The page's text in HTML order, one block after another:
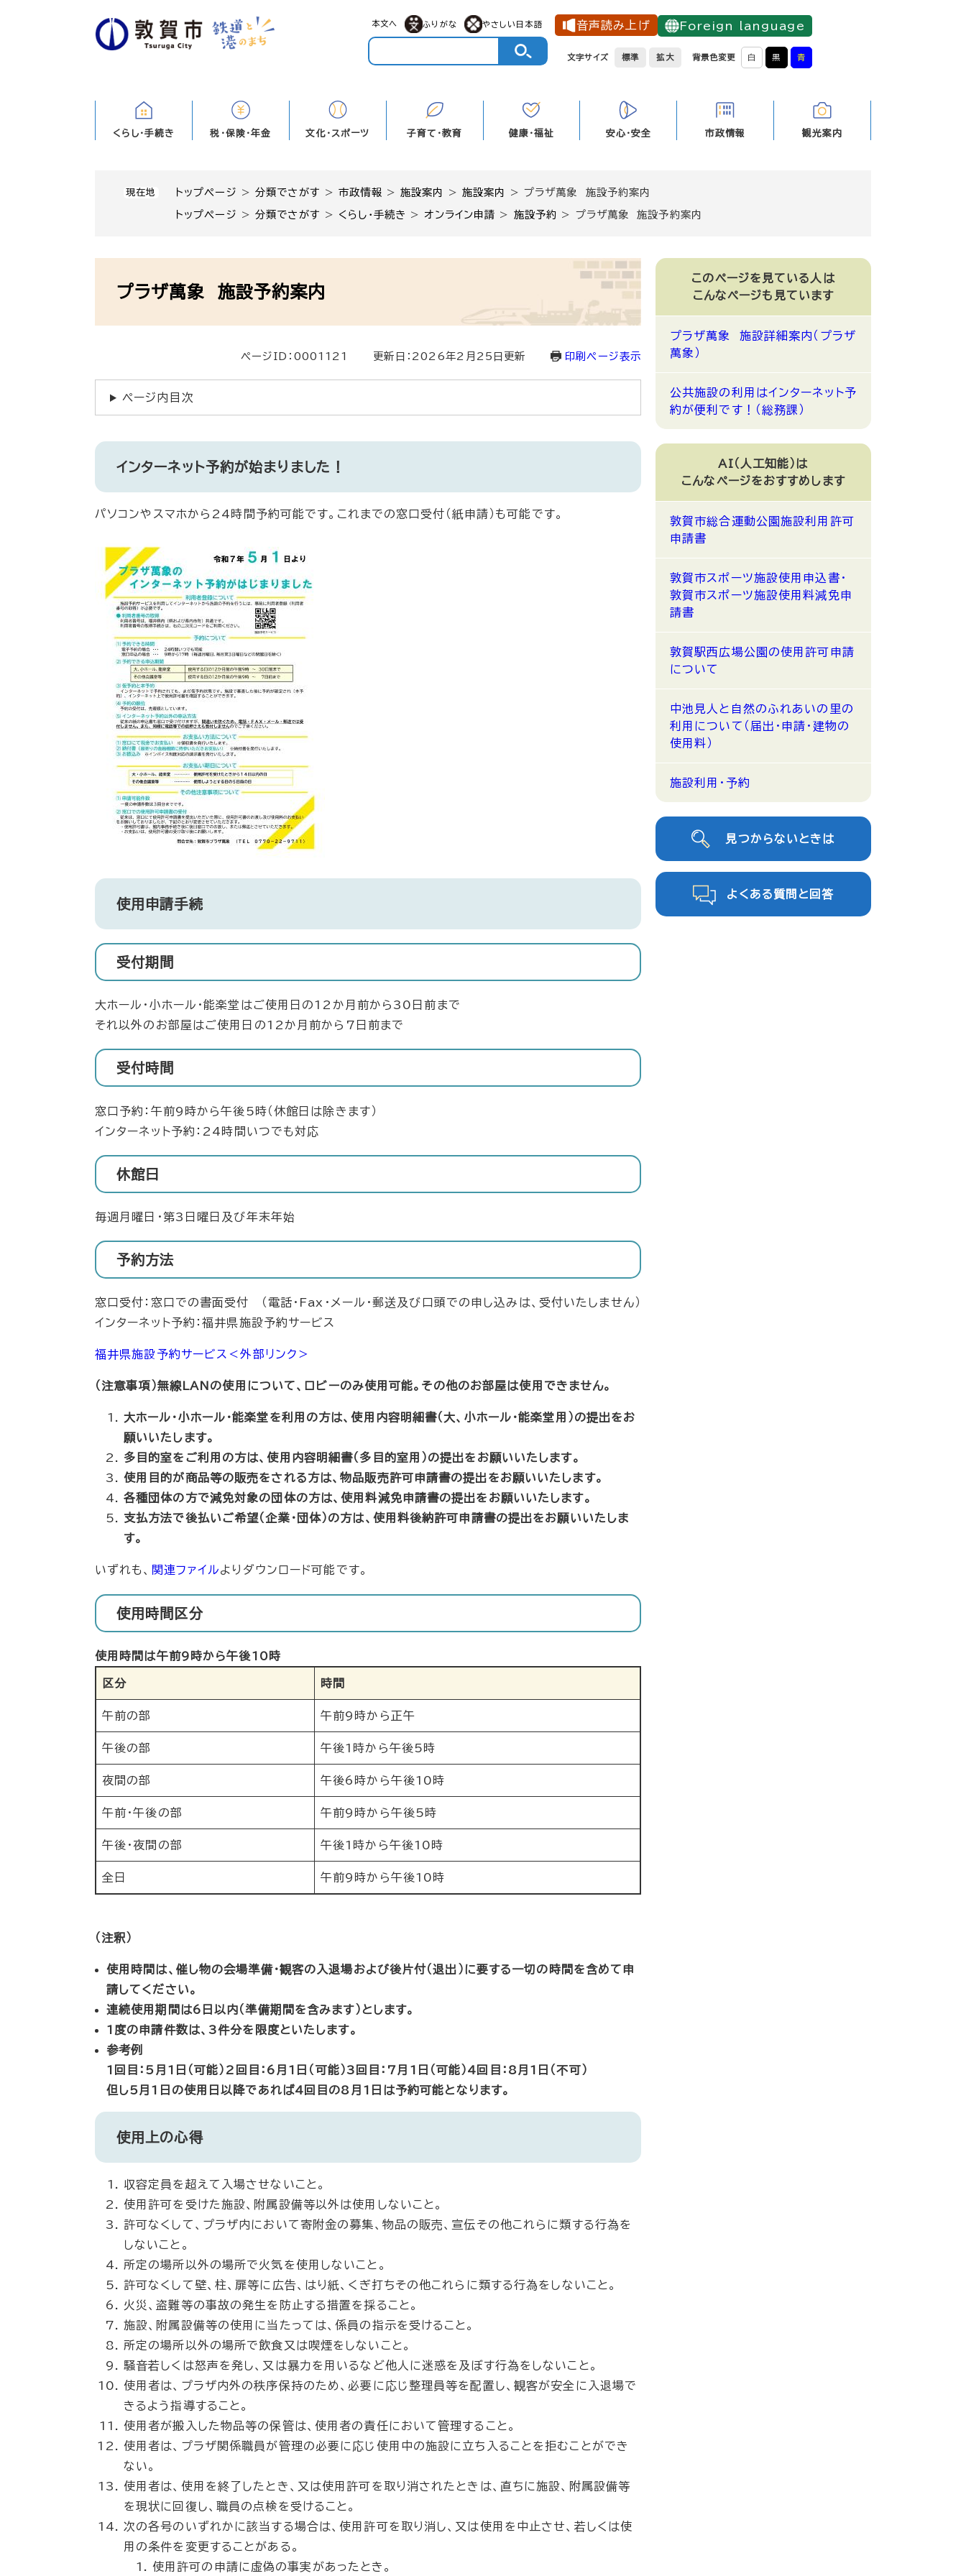
本文へ ふりがな やさしい日本語 音声読み上げ Foreign language
文字サイズ 標準 拡大 背景色変更 白 黒 青
くらし・手続き 税・保険・年金 文化・スポーツ 子育て・教育 健康・福祉 安心・安全 市政情報 観光案内
現在地 トップページ >分類でさがす >市政情報 >施設案内 > 施設案内 > プラザ萬象 施設予約案内
トップページ >分類でさがす > くらし・手続き > オンライン申請 > 施設予約 > プラザ萬象 施設予約案内
プラザ萬象 施設予約案内
ページID：0001121 更新日：2026年2月25日更新 印刷ページ表示
ページ内目次
インターネット予約が始まりました！
パソコンやスマホから24時間予約可能です。これまでの窓口受付（紙申請）も可能です。
使用申請手続
受付期間
大ホール・小ホール・能楽堂はご使用日の12か月前から30日前まで
それ以外のお部屋はご使用日の12か月前から7日前まで
受付時間
窓口予約：午前9時から午後5時（休館日は除きます）
インターネット予約：24時間いつでも対応
休館日
毎週月曜日・第3日曜日及び年末年始
予約方法
窓口受付：窓口での書面受付 （電話・Fax・メール・郵送及び口頭での申し込みは、受付いたしません）
インターネット予約：福井県施設予約サービス
福井県施設予約サービス ＜外部リンク＞
（注意事項）無線LANの使用について、ロビーのみ使用可能。その他のお部屋は使用できません。
大ホール・小ホール・能楽堂を利用の方は、使用内容明細書（大、小ホール・能楽堂用）の提出をお
願いいたします。
多目的室をご利用の方は、使用内容明細書（多目的室用）の提出をお願いいたします。
使用目的が商品等の販売をされる方は、物品販売許可申請書の提出をお願いいたします。
各種団体の方で減免対象の団体の方は、使用料減免申請書の提出をお願いいたします。
支払方法で後払いご希望（企業・団体）の方は、使用料後納許可申請書の提出をお願いいたしま
す。
いずれも、 関連ファイルよりダウンロード可能です。
使用時間区分
使用時間は午前9時から午後10時
区分 時間
午前の部 午前9時から正午
午後の部 午後1時から午後5時
夜間の部 午後6時から午後10時
午前・午後の部 午前9時から午後5時
午後・夜間の部 午後1時から午後10時
全日 午前9時から午後10時
（注釈）
使用時間は、催し物の会場準備・観客の入退場および後片付（退出）に要する一切の時間を含めて申
請してください。
連続使用期間は6日以内（準備期間を含みます）とします。
1度の申請件数は、3件分を限度といたします。
参考例
1回目：5月1日（可能）2回目：6月1日（可能）3回目：7月1日（可能）4回目：8月1日（不可）
但し5月1日の使用日以降であれば4回目の8月1日は予約可能となります。
使用上の心得
収容定員を超えて入場させないこと。
使用許可を受けた施設、附属設備等以外は使用しないこと。
許可なくして、プラザ内において寄附金の募集、物品の販売、宣伝その他これらに類する行為を
しないこと。
所定の場所以外の場所で火気を使用しないこと。
許可なくして壁、柱、扉等に広告、はり紙、くぎ打ちその他これらに類する行為をしないこと。
火災、盗難等の事故の発生を防止する措置を採ること。
施設、附属設備等の使用に当たっては、係員の指示を受けること。
所定の場所以外の場所で飲食又は喫煙をしないこと。
騒音若しくは怒声を発し、又は暴力を用いるなど他人に迷惑を及ぼす行為をしないこと。
使用者は、プラザ内外の秩序保持のため、必要に応じ整理員等を配置し、観客が安全に入退場で
きるよう指導すること。
使用者が搬入した物品等の保管は、使用者の責任において管理すること。
使用者は、プラザ関係職員が管理の必要に応じ使用中の施設に立ち入ることを拒むことができ
ない。
使用者は、使用を終了したとき、又は使用許可を取り消されたときは、直ちに施設、附属設備等
を現状に回復し、職員の点検を受けること。
次の各号のいずれかに該当する場合は、使用許可を取り消し、又は使用を中止させ、若しくは使
用の条件を変更することがある。
使用許可の申請に虚偽の事実があったとき。
このページを見ている人は
こんなページも見ています
プラザ萬象 施設詳細案内（プラザ
萬象）
公共施設の利用はインターネット予
約が便利です！（総務課）
AI（人工知能）は
こんなページをおすすめします
敦賀市総合運動公園施設利用許可
申請書
敦賀市スポーツ施設使用申込書・
敦賀市スポーツ施設使用料減免申
請書
敦賀駅西広場公園の使用許可申請
について
中池見人と自然のふれあいの里の
利用について（届出・申請・建物の
使用料）
施設利用・予約
見つからないときは
よくある質問と回答